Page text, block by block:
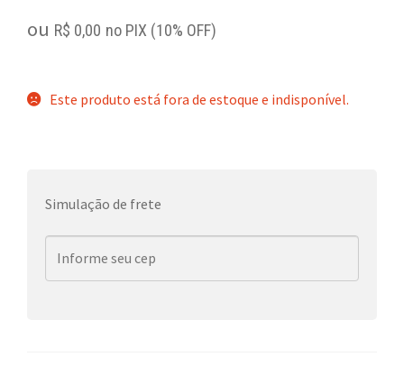
ou R$ 0,00 no PIX (10% OFF)
Este produto está fora de estoque e indisponível.
Simulação de frete